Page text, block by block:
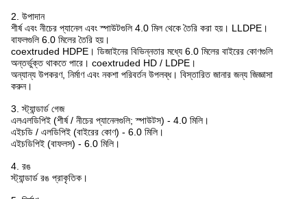
2. উপাদান
শীর্ষ এবং নীচের প্যানেল এবং স্পাউটগুলি 4.0 মিল থেকে তৈরি করা হয়। LLDPE।
বাফলগুলি 6.0 মিলের তৈরি হয়।
coextruded HDPE। ডিজাইনের বিভিন্নতার মধ্যে 6.0 মিলের বাইরের কোণগুলি
অন্তর্ভুক্ত থাকতে পারে। coextruded HD / LDPE।
অন্যান্য উপকরণ, নির্মাণ এবং নকশা পরিবর্তন উপলব্ধ। বিস্তারিত জানার জন্য জিজ্ঞাসা
করুন।
3. স্ট্যান্ডার্ড গেজ
এলএলডিপিই (শীর্ষ / নীচের প্যানেলগুলি; স্পাউটস) - 4.0 মিলি।
এইচডি / এলডিপিই (বাইরের কোণ) - 6.0 মিলি।
এইচডিপিই (বাফলস) - 6.0 মিলি।
4. রঙ
স্ট্যান্ডার্ড রঙ প্রাকৃতিক।